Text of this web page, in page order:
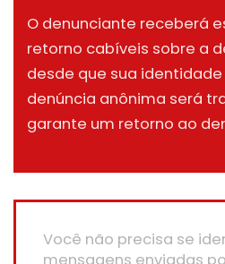
O denunciante receberá
retorno cabíveis sobre a
desde que sua
denúncia anônima será
garante um retorno ao
Você não precisa se